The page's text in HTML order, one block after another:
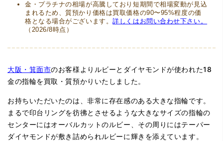
金・プラチナの相場が高騰しており短期間で相場変動が見込
まれるため、質預かり価格は買取価格の90〜95%程度の価
格となる場合がございます。詳しくはお問い合わせ下さい。
（2026/8時点）
大阪・箕面市のお客様よりルビーとダイヤモンドが使われた18
金の指輪を買取・質預かりいたしました。
お持ちいただいたのは、非常に存在感のある大きな指輪です。
まるで印台リングを彷彿とさせるような大きなサイズの指輪の
センターにはオーバルカットのルビー、その周りにはテーパー
ダイヤモンドが敷き詰められルビーに輝きを添えています。